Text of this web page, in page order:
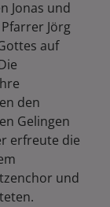
Jonas und
Jörg
auf
den
Gelingen
erfreute die
und